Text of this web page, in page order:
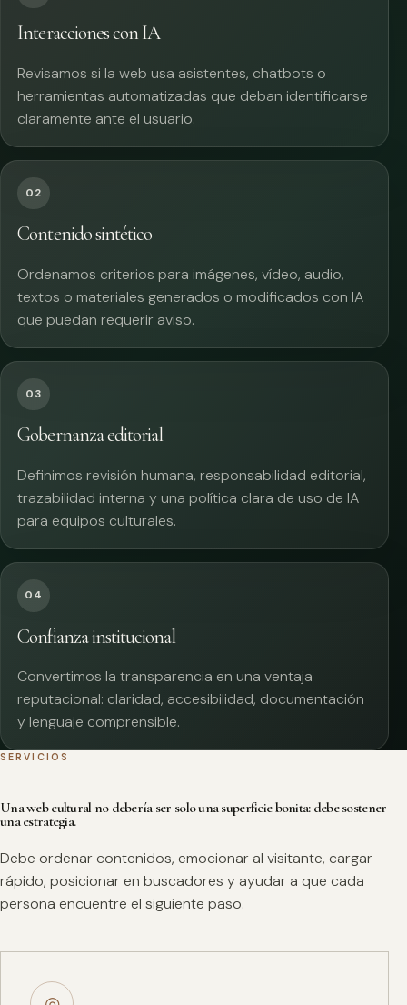
Interacciones con IA
Revisamos si la web usa asistentes, chatbots o
herramientas automatizadas que deban identificarse
claramente ante el usuario.
02
Contenido sintético
Ordenamos criterios para imágenes, vídeo, audio,
textos o materiales generados o modificados con IA
que puedan requerir aviso.
03
Gobernanza editorial
Definimos revisión humana, responsabilidad editorial,
trazabilidad interna y una política clara de uso de IA
para equipos culturales.
04
Confianza institucional
Convertimos la transparencia en una ventaja
reputacional: claridad, accesibilidad, documentación
y lenguaje comprensible.
SERVICIOS
Una web cultural no debería ser solo una superficie bonita: debe sostener
una estrategia.
Debe ordenar contenidos, emocionar al visitante, cargar
rápido, posicionar en buscadores y ayudar a que cada
persona encuentre el siguiente paso.